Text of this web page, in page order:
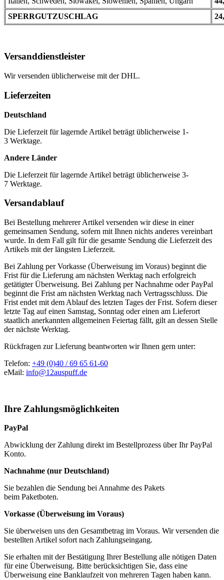
SPERRGUTZUSCHLAG
Versanddienstleister
Wir versenden üblicherweise mit der DHL.
Lieferzeiten
Deutschland
Die Lieferzeit für lagernde Artikel beträgt üblicherweise 1-
3 Werktage.
Andere Länder
Die Lieferzeit für lagernde Artikel beträgt üblicherweise 3-
7 Werktage.
Versandablauf
Bei Bestellung mehrerer Artikel versenden wir diese in einer
gemeinsamen Sendung, sofern mit Ihnen nichts anderes vereinbart
wurde. In dem Fall gilt für die gesamte Sendung die Lieferzeit des
Artikels mit der längsten Lieferzeit.
Bei Zahlung per Vorkasse (Überweisung im Voraus) beginnt die
Frist für die Lieferung am nächsten Werktag nach erfolgreich
getätigter Überweisung. Bei Zahlung per Nachnahme oder PayPal
beginnt die Frist am nächsten Werktag nach Vertragsschluss. Die
Frist endet mit dem Ablauf des letzten Tages der Frist. Sofern dieser
letzte Tag auf einen Samstag, Sonntag oder einen am Lieferort
staatlich anerkannten allgemeinen Feiertag fällt, gilt an dessen Stelle
der nächste Werktag.
Rückfragen zur Lieferung beantworten wir Ihnen gern unter:
Telefon: +49 (0)40 / 69 65 61-60
eMail: info@12auspuff.de
Ihre Zahlungsmöglichkeiten
PayPal
Abwicklung der Zahlung direkt im Bestellprozess über Ihr PayPal
Konto.
Nachnahme (nur Deutschland)
Sie bezahlen die Sendung bei Annahme des Pakets
beim Paketboten.
Vorkasse (Überweisung im Voraus)
Sie überweisen uns den Gesamtbetrag im Voraus. Wir versenden die
bestellten Artikel sofort nach Zahlungseingang.
Sie erhalten mit der Bestätigung Ihrer Bestellung alle nötigen Daten
für eine Überweisung. Bitte berücksichtigen Sie, dass eine
Überweisung eine Banklaufzeit von mehreren Tagen haben kann.